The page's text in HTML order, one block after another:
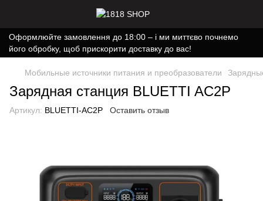
Оформлюйте замовлення до 18:00 – і ми миттєво почнемо
його обробку, щоб прискорити доставку до вас!
Мобильные источники питания и преобразователи
Зарядная станция BLUETTI AC2P
Артикул: BLUETTI-AC2P Оставить отзыв